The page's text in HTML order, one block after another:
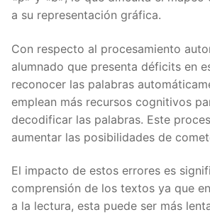
a su representación gráfica.
Con respecto al procesamiento
alumnado que presenta déficits en
reconocer las palabras
emplean más recursos cognitivos
decodificar las palabras. Este
aumentar las posibilidades de
El impacto de estos errores es
comprensión de los textos ya que
a la lectura, esta puede ser más